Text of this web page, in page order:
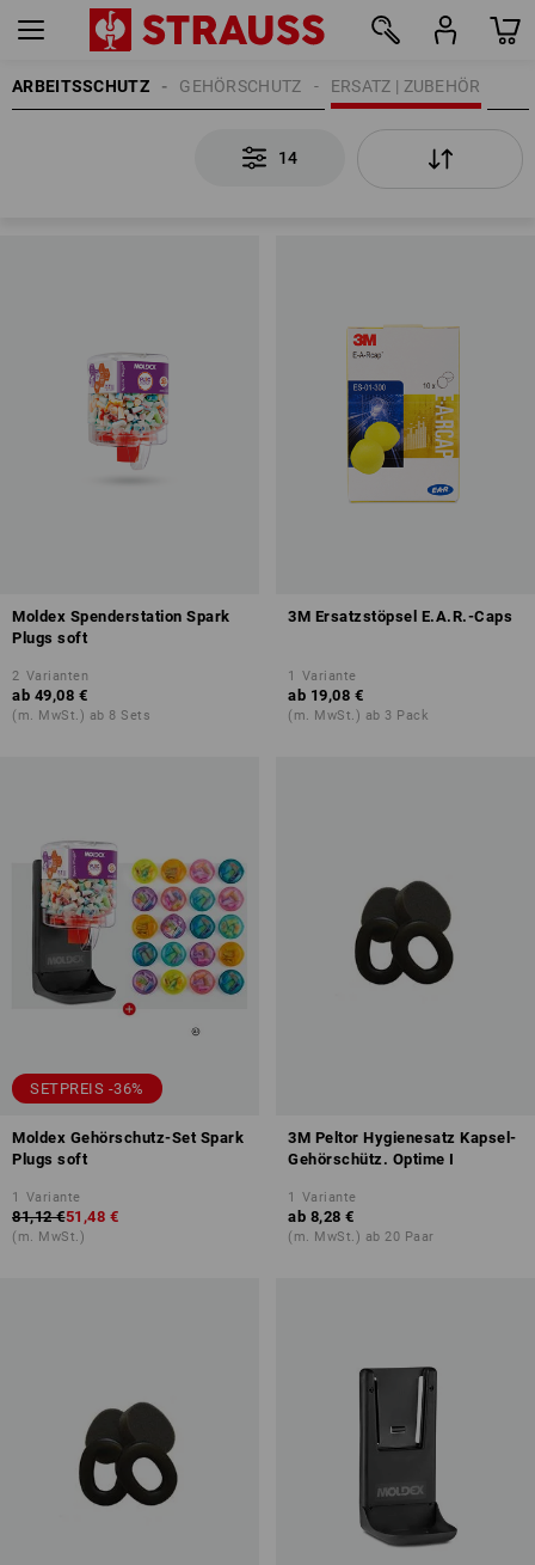
ARBEITSSCHUTZ ERSATZ | ZUBEHÖR
GEHÖRSCHUTZ
14
Moldex Spenderstation Spark
Plugs soft
2 Varianten
ab 49,08 €
(m. MwSt.) ab 8 Sets
3M Ersatzstöpsel E.A.R.-Caps
1 Variante
ab 19,08 €
(m. MwSt.) ab 3 Pack
SETPREIS -36%
Moldex Gehörschutz-Set Spark
Plugs soft
1 Variante
81,12 €51,48 €
(m. MwSt.)
3M Peltor Hygienesatz Kapsel-
Gehörschütz. Optime I
1 Variante
ab 8,28 €
(m. MwSt.) ab 20 Paar